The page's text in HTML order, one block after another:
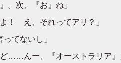
。次、『お』ね」
！ え、それってアリ？」
てないし」
……んー、『オーストラリア』